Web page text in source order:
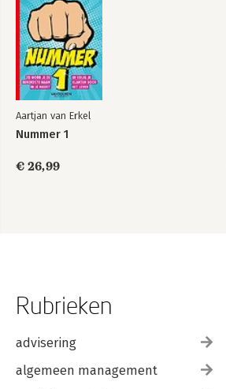
Aartjan van Erkel
Nummer 1
€ 26,99
Rubrieken
advisering
algemeen management